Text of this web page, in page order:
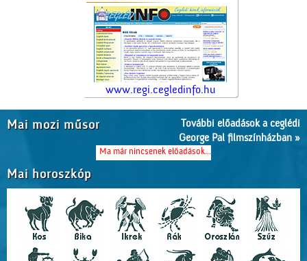
www.regi.cegledinfo.hu
Mai mozi műsor
További előadások a ceglédi
George Pal filmszínházban »
Ma már nincsenek előadások...
Mai horoszkóp